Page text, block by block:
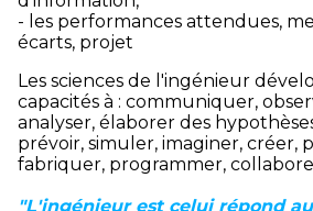
- les performances attendues,
écarts, projet
Les sciences de l'ingénieur
capacités à : communiquer,
analyser, élaborer des
prévoir, simuler, imaginer, créer,
fabriquer, programmer,
"L'ingénieur est celui répond